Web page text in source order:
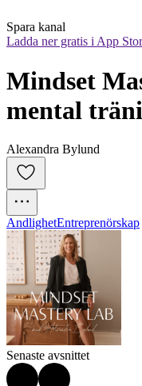
Spara kanal
Ladda ner gratis i App
Mindset
mental
Alexandra Bylund
AndlighetEntreprenörskap
Senaste avsnittet